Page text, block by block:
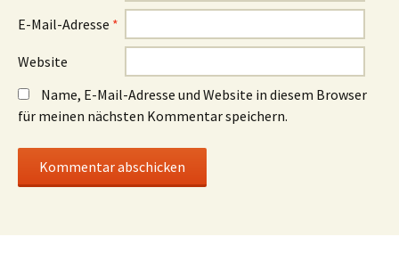
E-Mail-Adresse *
Website
Name, E-Mail-Adresse und Website in diesem Browser
für meinen nächsten Kommentar speichern.